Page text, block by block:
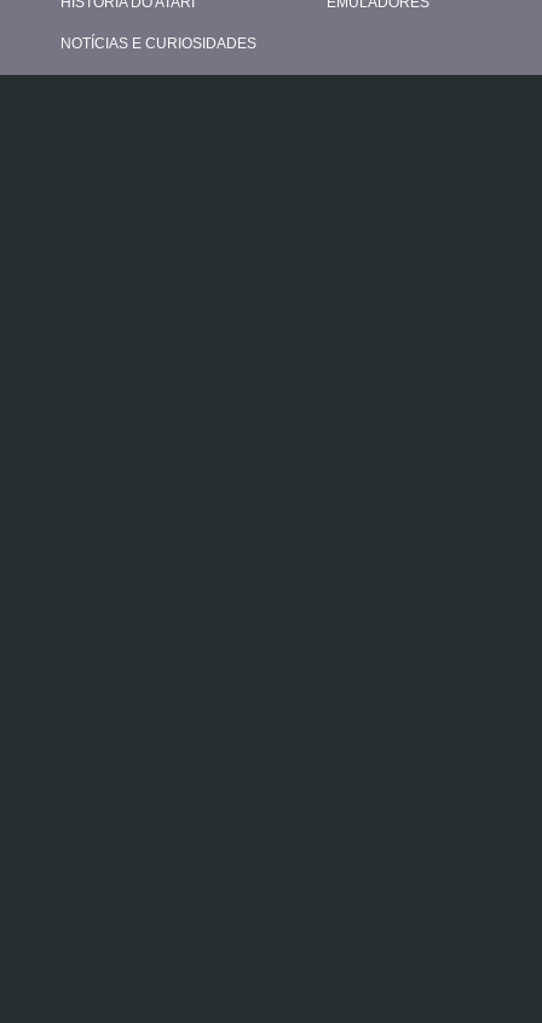
NOTÍCIAS E CURIOSIDADES